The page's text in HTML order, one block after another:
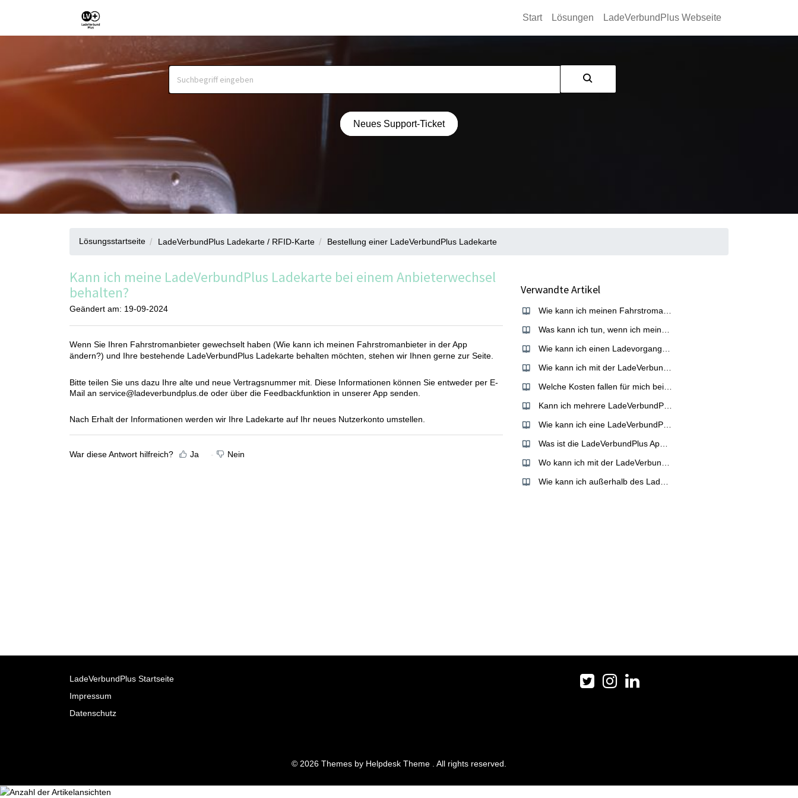
Start Lösungen LadeVerbundPlus Webseite
Neues Support-Ticket
Lösungsstartseite LadeVerbundPlus Ladekarte / RFID-Karte Bestellung einer LadeVerbundPlus Ladekarte
Kann ich meine LadeVerbundPlus Ladekarte bei einem Anbieterwechsel
behalten?
Geändert am: 19-09-2024
Wenn Sie Ihren Fahrstromanbieter gewechselt haben (Wie kann ich meinen Fahrstromanbieter in der App
ändern?) und Ihre bestehende LadeVerbundPlus Ladekarte behalten möchten, stehen wir Ihnen gerne zur Seite.
Bitte teilen Sie uns dazu Ihre alte und neue Vertragsnummer mit. Diese Informationen können Sie entweder per E-
Mail an service@ladeverbundplus.de oder über die Feedbackfunktion in unserer App senden.
Nach Erhalt der Informationen werden wir Ihre Ladekarte auf Ihr neues Nutzerkonto umstellen.
War diese Antwort hilfreich? Ja Nein
Verwandte Artikel
LadeVerbundPlus Startseite
Impressum
Datenschutz
© 2026 Themes by Helpdesk Theme . All rights reserved.